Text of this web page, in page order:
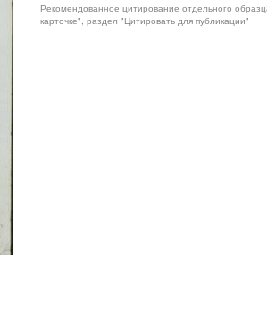
Рекомендованное цитирование отдельного
карточке", раздел "Цитировать для публикации"